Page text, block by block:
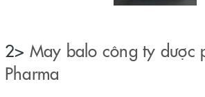
2> May balo công ty dược
Pharma